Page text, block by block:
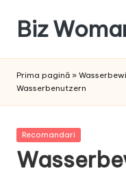
content
Biz
succesul
Prima pagină »
Wasserbenutzern
Posted
Recomandari